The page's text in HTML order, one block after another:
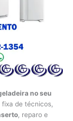
no seu
de técnicos,
, reparo e